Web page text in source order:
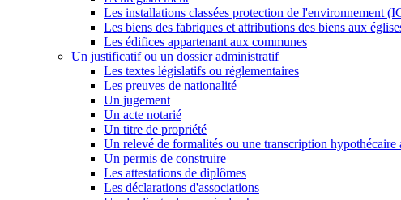
Les installations classées protection de l'environnement
Les biens des fabriques et attributions des biens aux
Les édifices appartenant aux communes
Un justificatif ou un dossier administratif
Les textes législatifs ou réglementaires
Les preuves de nationalité
Un jugement
Un acte notarié
Un titre de propriété
Un relevé de formalités ou une transcription hypothécaire
Un permis de construire
Les attestations de diplômes
Les déclarations d'associations